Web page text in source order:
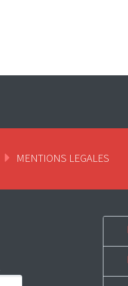
MENTIONS LEGALES